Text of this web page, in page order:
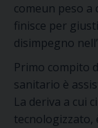
comeun peso a
finisce per
disimpegno
Primo compito
sanitario è
La deriva a cui
tecnologizzato,